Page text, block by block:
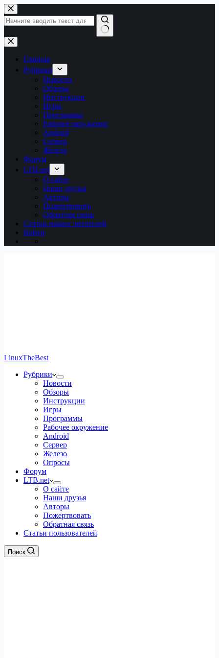
Перейти
к
сути
Ничего
не
найденоГлавная
Рубрики
Новости
Обзоры
Инструкции
Игры
Программы
Рабочее окружение
Android
Сервер
Железо
Форум
LTB.net
О сайте
Наши друзья
Авторы
Пожертвовать
Обратная связь
Статьи наших читателей
Войти
LinuxTheBest
Рубрики
Новости
Обзоры
Инструкции
Игры
Программы
Рабочее окружение
Android
Сервер
Железо
Опросы
Форум
LTB.net
О сайте
Наши друзья
Авторы
Пожертвовать
Обратная связь
Статьи пользователей
Поиск